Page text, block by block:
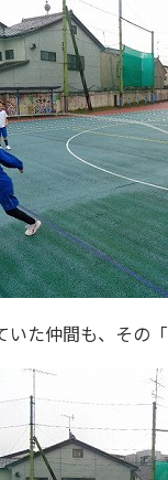
いた仲間も、その